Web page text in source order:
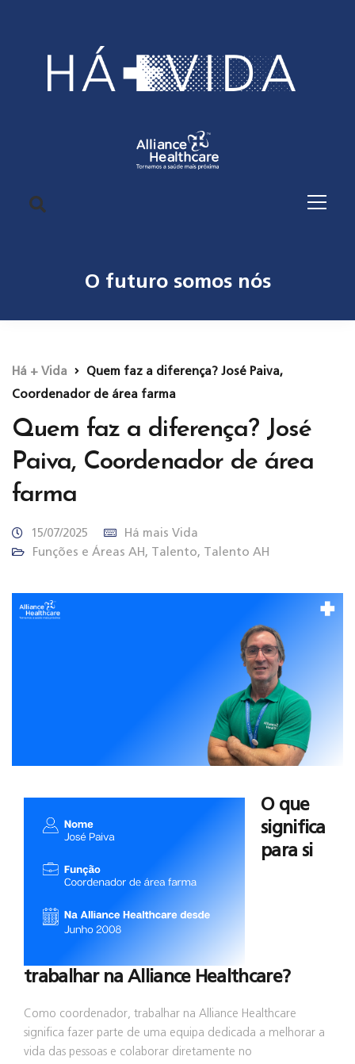
O futuro somos nós
Há + Vida
Quem faz a diferença? José Paiva,
Coordenador de área farma
Quem faz a diferença? José
Paiva, Coordenador de área
farma
15/07/2025
Há mais Vida
Funções e Áreas AH , Talento, Talento AH
O que
significa
para si
trabalhar na Alliance Healthcare?
Como coordenador, trabalhar na Alliance Healthcare
significa fazer parte de uma equipa dedicada a melhorar a
vida das pessoas e colaborar diretamente no